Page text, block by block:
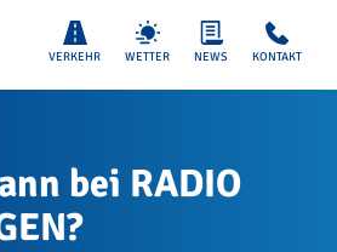
VERKEHR WETTER NEWS KONTAKT
bei RADIO